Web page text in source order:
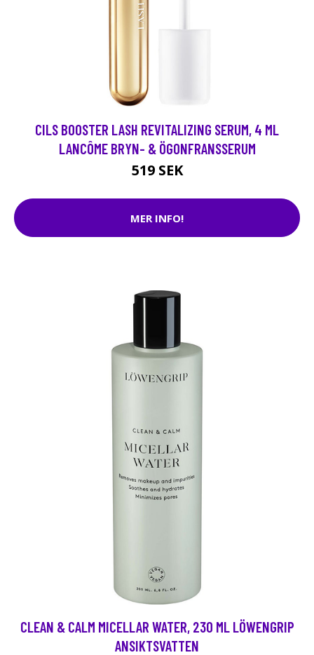
CILS BOOSTER LASH REVITALIZING SERUM, 4 ML
LANCÔME BRYN- & ÖGONFRANSSERUM
519 SEK
MER INFO!
CLEAN & CALM MICELLAR WATER, 230 ML LÖWENGRIP
ANSIKTSVATTEN